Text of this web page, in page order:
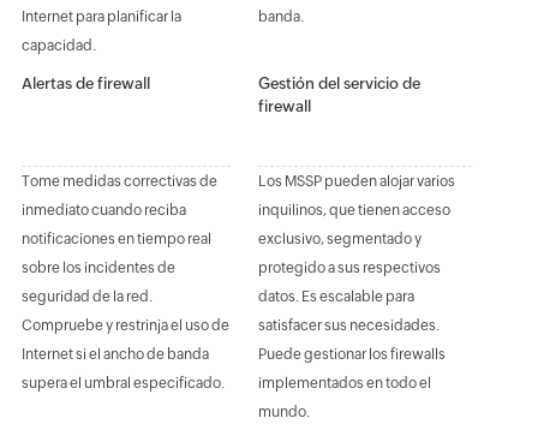
Internet para planificar la
capacidad.
banda.
Alertas de firewall
Tome medidas correctivas de
inmediato cuando reciba
notificaciones en tiempo real
sobre los incidentes de
seguridad de la red.
Compruebe y restrinja el uso de
Internet si el ancho de banda
supera el umbral especificado.
Gestión del servicio de
firewall
Los MSSP pueden alojar varios
inquilinos, que tienen acceso
exclusivo, segmentado y
protegido a sus respectivos
datos. Es escalable para
satisfacer sus necesidades.
Puede gestionar los firewalls
implementados en todo el
mundo.